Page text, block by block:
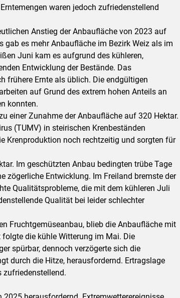
waren jedoch zufriedenstellend
Anstieg der Anbaufläche von 2023 auf
es mehr Anbaufläche im Bezirk Weiz als im
Juni kam es aufgrund des kühleren,
Entwicklung der Bestände. Das
frühere Ernte als üblich. Die endgültigen
auf Grund des extrem hohen Anteils an
konnten.
einer Zunahme der Anbaufläche auf 320 Hektar.
(TUMV) in steirischen Krenbeständen
Krenproduktion noch rechtzeitig und sorgten für
Im geschützten Anbau bedingten trübe Tage
zögerliche Entwicklung. Im Freiland bremste der
Qualitätsprobleme, die mit dem kühleren Juli
Qualität bei leider schlechter
Fruchtgemüseanbau, blieb die Anbaufläche mit
die kühle Witterung im Mai. Die
spürbar, dennoch verzögerte sich die
durch die Hitze, herausfordernd. Ertragslage
zufriedenstellend.